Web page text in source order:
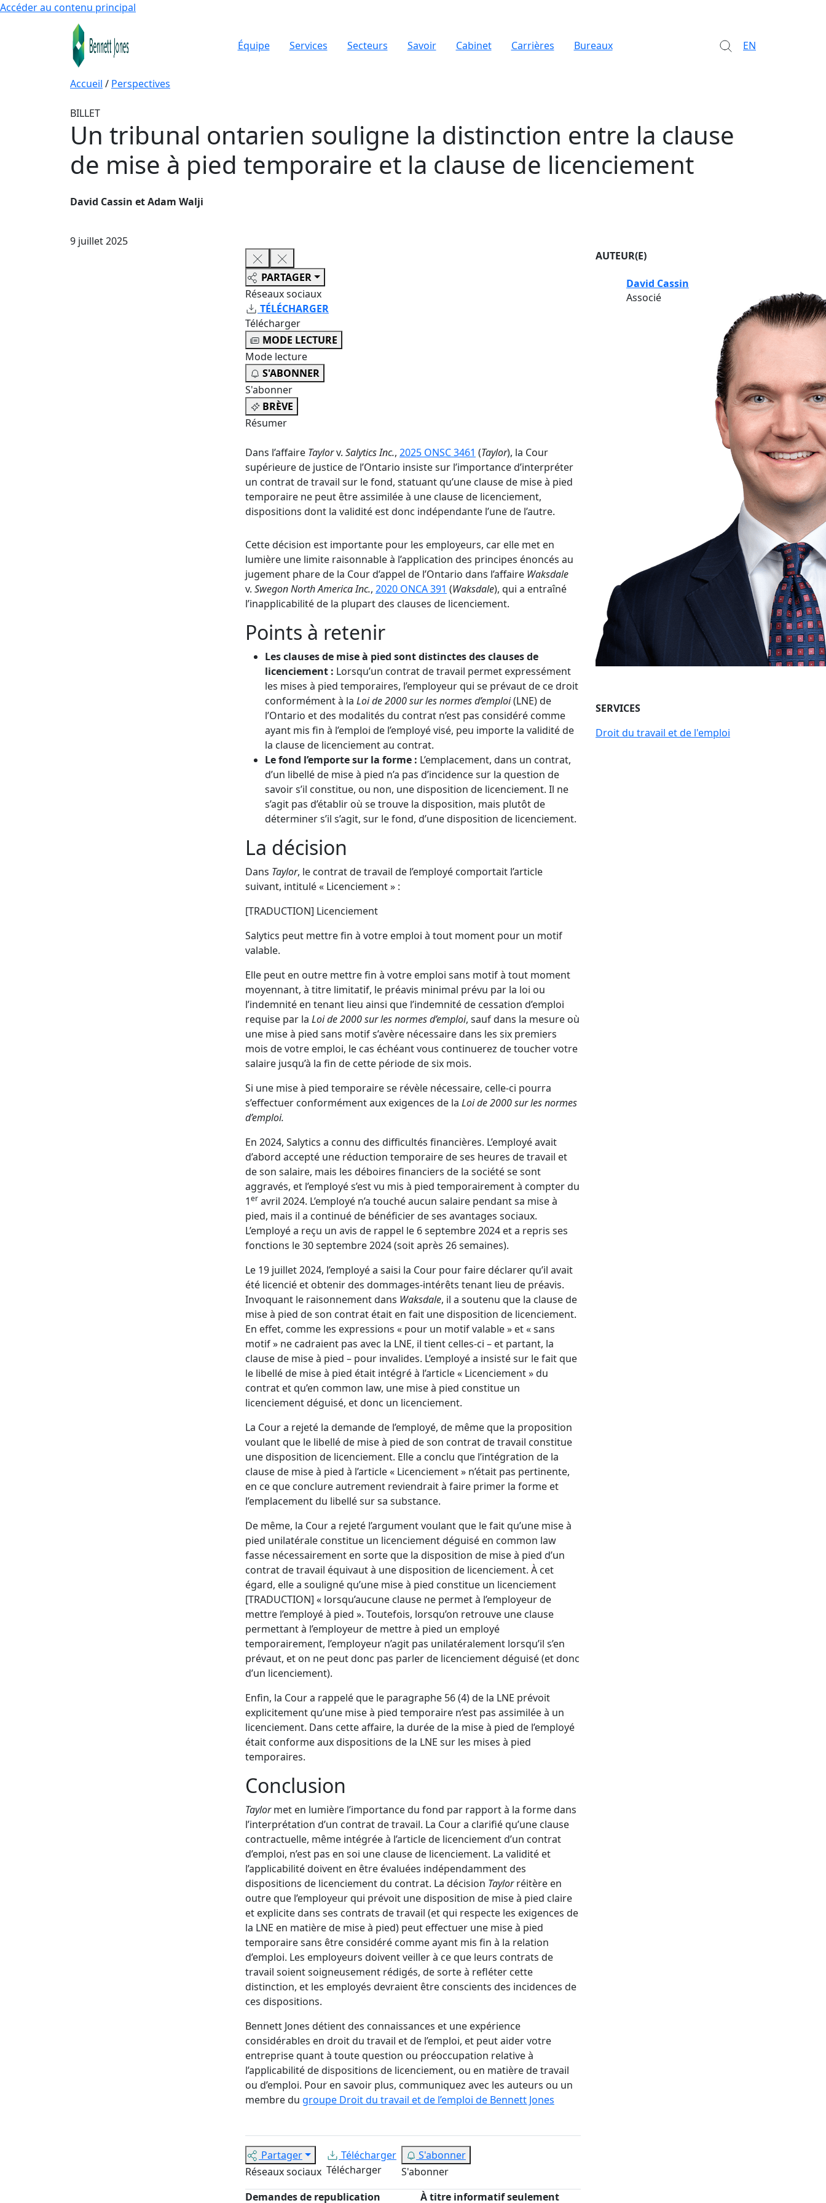
Accéder au contenu principal
Équipe Services Secteurs Savoir Cabinet Carrières Bureaux EN
Accueil / Perspectives
BILLET
Un tribunal ontarien souligne la distinction entre la clause
de mise à pied temporaire et la clause de licenciement
David Cassin et Adam Walji
9 juillet 2025
PARTAGER
Réseaux sociaux
TÉLÉCHARGER
Télécharger
MODE LECTURE
Mode lecture
S'ABONNER
S'abonner
BRÈVE
Résumer
Dans l’affaire Taylorv. Salytics Inc., 2025 ONSC 3461 (Taylor), la Cour
supérieure de justice de l’Ontario insiste sur l’importance d’interpréter
un contrat de travail sur le fond, statuant qu’une clause de mise à pied
temporaire ne peut être assimilée à une clause de licenciement,
dispositions dont la validité est donc indépendante l’une de l’autre.
Cette décision est importante pour les employeurs, car elle met en
lumière une limite raisonnable à l’application des principes énoncés au
jugement phare de la Cour d’appel de l’Ontario dans l’affaire Waksdale
v. Swegon North America Inc., 2020 ONCA 391 (Waksdale), qui a entraîné
l’inapplicabilité de la plupart des clauses de licenciement.
Points à retenir
Les clauses de mise à pied sont distinctes des clauses de
licenciement : Lorsqu’un contrat de travail permet expressément
les mises à pied temporaires, l’employeur qui se prévaut de ce droit
conformément à la Loi de 2000 sur les normes d’emploi(LNE) de
l’Ontario et des modalités du contrat n’est pas considéré comme
ayant mis fin à l’emploi de l’employé visé, peu importe la validité de
la clause de licenciement au contrat.
Le fond l’emporte sur la forme : L’emplacement, dans un contrat,
d’un libellé de mise à pied n’a pas d’incidence sur la question de
savoir s’il constitue, ou non, une disposition de licenciement. Il ne
s’agit pas d’établir où se trouve la disposition, mais plutôt de
déterminer s’il s’agit, sur le fond, d’une disposition de licenciement.
La décision
Dans Taylor, le contrat de travail de l’employé comportait l’article
suivant, intitulé « Licenciement » :
[TRADUCTION] Licenciement
Salytics peut mettre fin à votre emploi à tout moment pour un motif
valable.
Elle peut en outre mettre fin à votre emploi sans motif à tout moment
moyennant, à titre limitatif, le préavis minimal prévu par la loi ou
l’indemnité en tenant lieu ainsi que l’indemnité de cessation d’emploi
requise par la Loi de 2000 sur les normes d’emploi, sauf dans la mesure où
une mise à pied sans motif s’avère nécessaire dans les six premiers
mois de votre emploi, le cas échéant vous continuerez de toucher votre
salaire jusqu’à la fin de cette période de six mois.
Si une mise à pied temporaire se révèle nécessaire, celle-ci pourra
s’effectuer conformément aux exigences de la Loi de 2000 sur les normes
d’emploi.
En 2024, Salytics a connu des difficultés financières. L’employé avait
d’abord accepté une réduction temporaire de ses heures de travail et
de son salaire, mais les déboires financiers de la société se sont
aggravés, et l’employé s’est vu mis à pied temporairement à compter du
1er avril 2024. L’employé n’a touché aucun salaire pendant sa mise à
pied, mais il a continué de bénéficier de ses avantages sociaux.
L’employé a reçu un avis de rappel le 6 septembre 2024 et a repris ses
fonctions le 30 septembre 2024 (soit après 26 semaines).
Le 19 juillet 2024, l’employé a saisi la Cour pour faire déclarer qu’il avait
été licencié et obtenir des dommages-intérêts tenant lieu de préavis.
Invoquant le raisonnement dans Waksdale, il a soutenu que la clause de
mise à pied de son contrat était en fait une disposition de licenciement.
En effet, comme les expressions « pour un motif valable » et « sans
motif » ne cadraient pas avec la LNE, il tient celles-ci – et partant, la
clause de mise à pied – pour invalides. L’employé a insisté sur le fait que
le libellé de mise à pied était intégré à l’article « Licenciement » du
contrat et qu’en common law, une mise à pied constitue un
licenciement déguisé, et donc un licenciement.
La Cour a rejeté la demande de l’employé, de même que la proposition
voulant que le libellé de mise à pied de son contrat de travail constitue
une disposition de licenciement. Elle a conclu que l’intégration de la
clause de mise à pied à l’article « Licenciement » n’était pas pertinente,
en ce que conclure autrement reviendrait à faire primer la forme et
l’emplacement du libellé sur sa substance.
De même, la Cour a rejeté l’argument voulant que le fait qu’une mise à
pied unilatérale constitue un licenciement déguisé en common law
fasse nécessairement en sorte que la disposition de mise à pied d’un
contrat de travail équivaut à une disposition de licenciement. À cet
égard, elle a souligné qu’une mise à pied constitue un licenciement
[TRADUCTION] « lorsqu’aucune clause ne permet à l’employeur de
mettre l’employé à pied ». Toutefois, lorsqu’on retrouve une clause
permettant à l’employeur de mettre à pied un employé
temporairement, l’employeur n’agit pas unilatéralement lorsqu’il s’en
prévaut, et on ne peut donc pas parler de licenciement déguisé (et donc
d’un licenciement).
Enfin, la Cour a rappelé que le paragraphe 56 (4) de la LNE prévoit
explicitement qu’une mise à pied temporaire n’est pas assimilée à un
licenciement. Dans cette affaire, la durée de la mise à pied de l’employé
était conforme aux dispositions de la LNE sur les mises à pied
temporaires.
Conclusion
Taylormet en lumière l’importance du fond par rapport à la forme dans
l’interprétation d’un contrat de travail. La Cour a clarifié qu’une clause
contractuelle, même intégrée à l’article de licenciement d’un contrat
d’emploi, n’est pas en soi une clause de licenciement. La validité et
l’applicabilité doivent en être évaluées indépendamment des
dispositions de licenciement du contrat. La décision Taylorréitère en
outre que l’employeur qui prévoit une disposition de mise à pied claire
et explicite dans ses contrats de travail (et qui respecte les exigences de
la LNE en matière de mise à pied) peut effectuer une mise à pied
temporaire sans être considéré comme ayant mis fin à la relation
d’emploi. Les employeurs doivent veiller à ce que leurs contrats de
travail soient soigneusement rédigés, de sorte à refléter cette
distinction, et les employés devraient être conscients des incidences de
ces dispositions.
Bennett Jones détient des connaissances et une expérience
considérables en droit du travail et de l’emploi, et peut aider votre
entreprise quant à toute question ou préoccupation relative à
l’applicabilité de dispositions de licenciement, ou en matière de travail
ou d’emploi. Pour en savoir plus, communiquez avec les auteurs ou un
membre du groupe Droit du travail et de l’emploi de Bennett Jones
Partager
Réseaux sociaux
Télécharger
Télécharger
S'abonner
S'abonner
Demandes de republication
À titre informatif seulement
AUTEUR(E)
David Cassin
Associé
SERVICES
Droit du travail et de l'emploi